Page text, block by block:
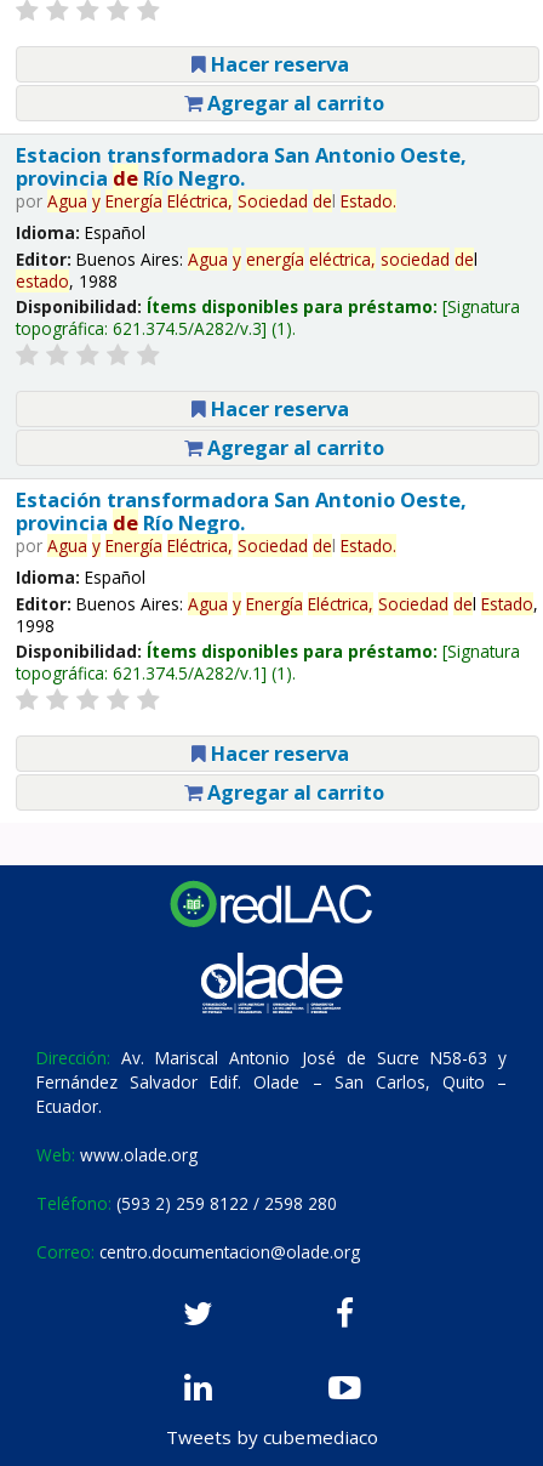
Hacer reserva
Agregar al carrito
Estacion transformadora San Antonio Oeste,
provincia deRío Negro.
por Agua y Energía Eléctrica, Sociedad del Estado.
Idioma: Español
Editor: Buenos Aires: Agua y energía eléctrica, sociedad del
estado, 1988
Disponibilidad: Ítems disponibles para préstamo: Signatura
topográfica: 621.374.5/A282/v.3 (1).
Hacer reserva
Agregar al carrito
Estación transformadora San Antonio Oeste,
provincia deRío Negro.
por Agua y Energía Eléctrica, Sociedad del Estado.
Idioma: Español
Editor: Buenos Aires: Agua y Energía Eléctrica, Sociedad del Estado,
1998
Disponibilidad: Ítems disponibles para préstamo: Signatura
topográfica: 621.374.5/A282/v.1 (1).
Hacer reserva
Agregar al carrito
Dirección: Av. Mariscal Antonio José de Sucre N58-63 y
Fernández Salvador Edif. Olade – San Carlos, Quito –
Ecuador.
Web: www.olade.org
Teléfono: (593 2) 259 8122 / 2598 280
Correo: centro.documentacion@olade.org
Tweets by cubemediaco